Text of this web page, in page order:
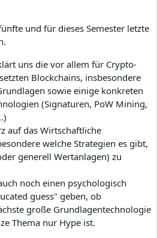
und für dieses Semester letzte
uns die vor allem für Crypto-
Blockchains, insbesondere
sowie einige konkreten
(Signaturen, PoW Mining,
auf das Wirtschaftliche
welche Strategien es gibt,
generell Wertanlagen) zu
noch einen psychologisch
guess" geben, ob
große Grundlagentechnologie
Thema nur Hype ist.